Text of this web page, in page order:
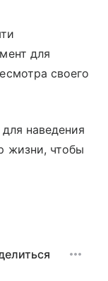
для
своего
наведения
жизни, чтобы